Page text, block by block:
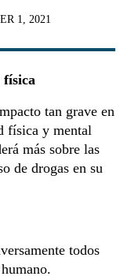
1, 2021
física
tan grave en
física y mental
más sobre las
de drogas en su
todos